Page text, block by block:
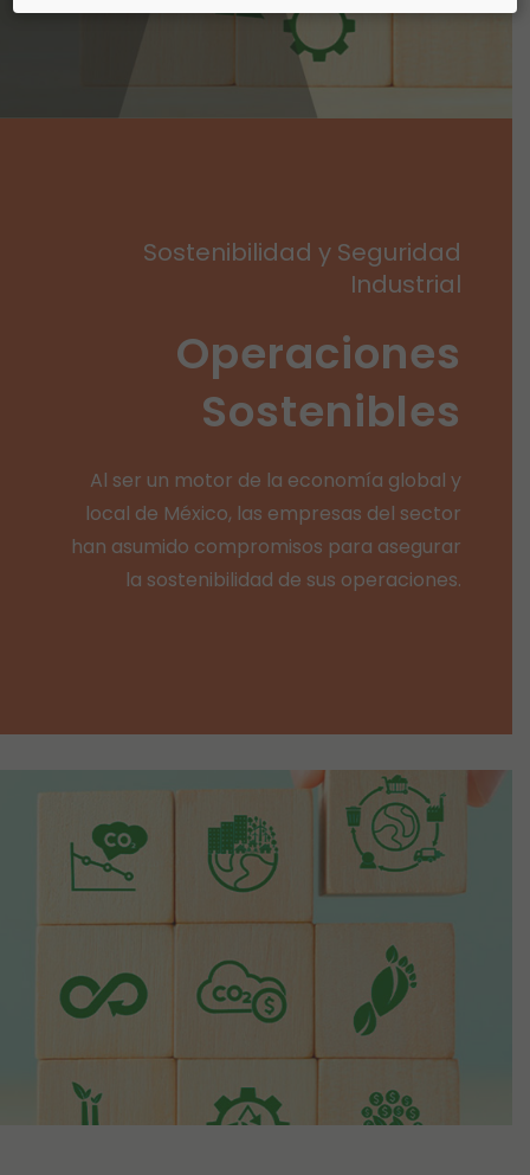
Sostenibilidad y Seguridad
Industrial
Operaciones
Sostenibles
Al ser un motor de la economía global y
local de México, las empresas del sector
han asumido compromisos para asegurar
la sostenibilidad de sus operaciones.